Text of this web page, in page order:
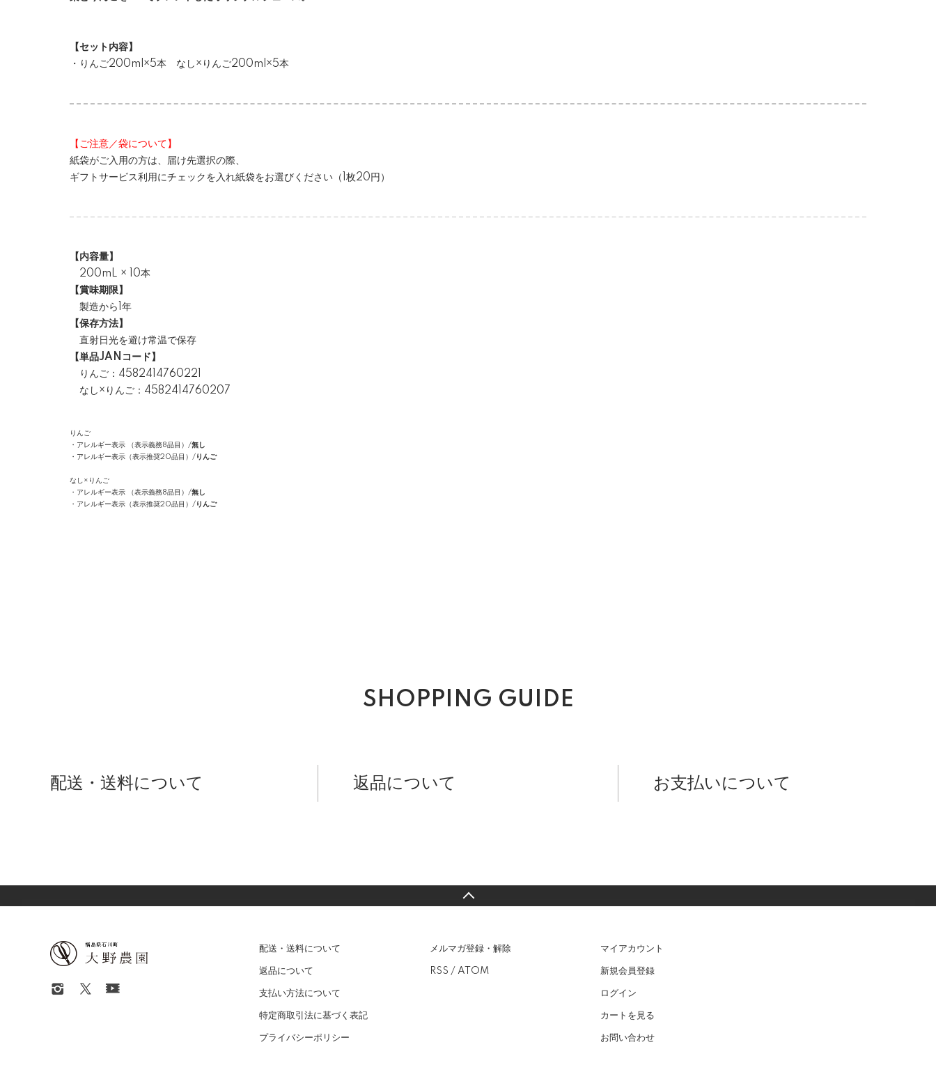
【セット内容】
・りんご200ml×5本 なし×りんご200ml×5本
【ご注意／袋について】
紙袋がご入用の方は、届け先選択の際、
ギフトサービス利用にチェックを入れ紙袋をお選びください（1枚20円）
【内容量】
200mL × 10本
【賞味期限】
製造から1年
【保存方法】
直射日光を避け常温で保存
【単品JANコード】
りんご：4582414760221
なし×りんご：4582414760207
りんご
・アレルギー表示 （表示義務8品目）/無し
・アレルギー表示（表示推奨20品目）/りんご
なし×りんご
・アレルギー表示 （表示義務8品目）/無し
・アレルギー表示（表示推奨20品目）/りんご
SHOPPING GUIDE
配送・送料について 返品について お支払いについて
配送・送料について
返品について
支払い方法について
特定商取引法に基づく表記
プライバシーポリシー
メルマガ登録・解除
RSS / ATOM
マイアカウント
新規会員登録
ログイン
カートを見る
お問い合わせ